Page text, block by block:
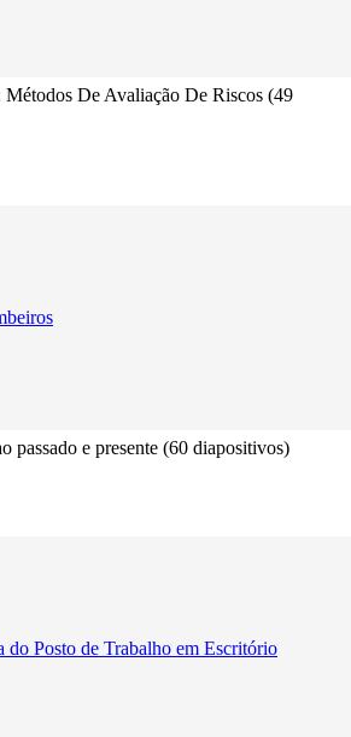
Métodos De Avaliação De Riscos (49
passado e presente (60 diapositivos)
do Posto de Trabalho em Escritório